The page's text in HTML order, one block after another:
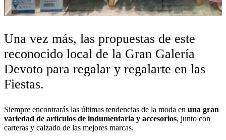
Una vez más, las propuestas de este
reconocido local de la Gran Galería
Devoto para regalar y regalarte en las
Fiestas.
Siempre encontrarás las últimas tendencias de la moda en una gran
variedad de artículos de indumentaria y accesorios, junto con
carteras y calzado de las mejores marcas.